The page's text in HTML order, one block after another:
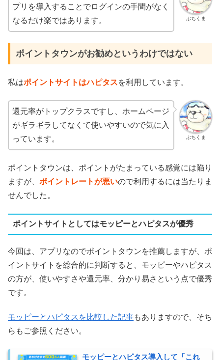
ぶちくま
プリを導入することでログインの手間がなく
なるだけ楽ではあります。
ポイントタウンがお勧めというわけではない
私はポイントサイトはハピタスを利用しています。
ぶちくま
還元率がトップクラスですし、ホームページ
がギラギラしてなくて使いやすいので気に入
っています。
ポイントタウンは、ポイントがたまっている感覚には陥り
ますが、 ポイントレートが悪いので利用するには当たりま
せんでした。
ポイントサイトとしてはモッピーとハピタスが優秀
今回は、アプリなのでポイントタウンを推薦しますが、ポ
イントサイトを総合的に判断すると、モッピーやハピタス
の方が、使いやすさや還元率、分かり易さという点で優秀
です。
モッピーとハピタスを比較した記事もありますので、そち
らもご参照ください。
モッピーとハピタス導入して「これ